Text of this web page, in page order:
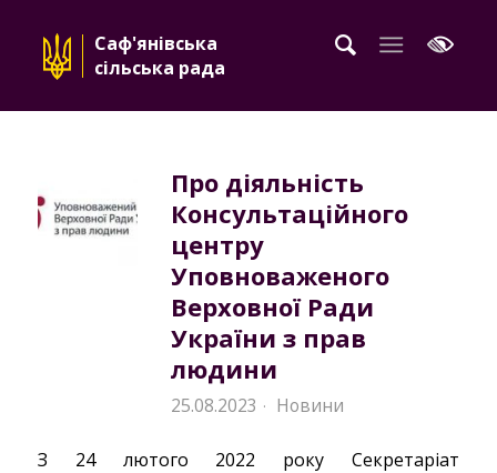
Саф'янівська
сільська рада
Про діяльність
Консультаційного
центру
Уповноваженого
Верховної Ради
України з прав
людини
25.08.2023 · Новини
З 24 лютого 2022 року Секретаріат